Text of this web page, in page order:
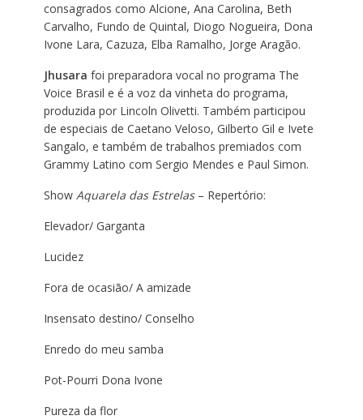
consagrados como Alcione, Ana Carolina, Beth
Carvalho, Fundo de Quintal, Diogo Nogueira, Dona
Ivone Lara, Cazuza, Elba Ramalho, Jorge Aragão.
Jhusara foi preparadora vocal no programa The
Voice Brasil e é a voz da vinheta do programa,
produzida por Lincoln Olivetti. Também participou
de especiais de Caetano Veloso, Gilberto Gil e Ivete
Sangalo, e também de trabalhos premiados com
Grammy Latino com Sergio Mendes e Paul Simon.
Show Aquarela das Estrelas– Repertório:
Elevador/ Garganta
Lucidez
Fora de ocasião/ A amizade
Insensato destino/ Conselho
Enredo do meu samba
Pot-Pourri Dona Ivone
Pureza da flor